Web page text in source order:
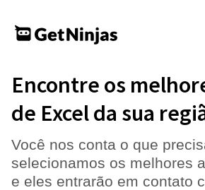
Encontre os
de Excel da sua
Você nos conta o que
selecionamos os melhores
e eles entrarão em contato